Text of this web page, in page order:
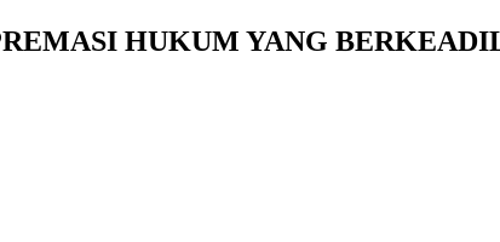
HUKUM YANG